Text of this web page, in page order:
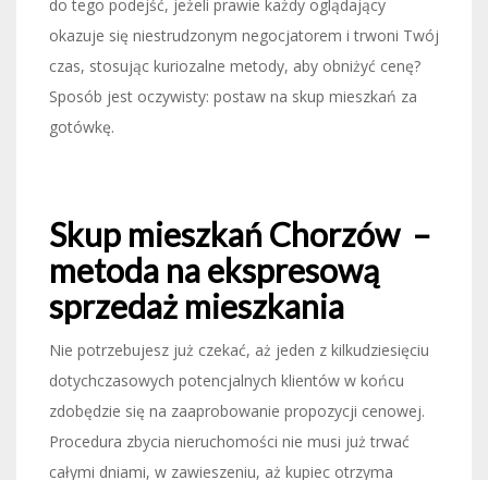
do tego podejść, jeżeli prawie każdy oglądający
okazuje się niestrudzonym negocjatorem i trwoni Twój
czas, stosując kuriozalne metody, aby obniżyć cenę?
Sposób jest oczywisty: postaw na skup mieszkań za
gotówkę.
Skup mieszkań Chorzów –
metoda na ekspresową
sprzedaż mieszkania
Nie potrzebujesz już czekać, aż jeden z kilkudziesięciu
dotychczasowych potencjalnych klientów w końcu
zdobędzie się na zaaprobowanie propozycji cenowej.
Procedura zbycia nieruchomości nie musi już trwać
całymi dniami, w zawieszeniu, aż kupiec otrzyma